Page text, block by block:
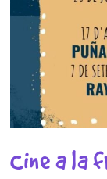
Cine a la